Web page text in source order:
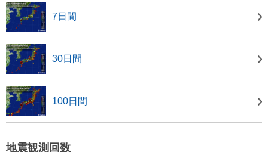
7日間
30日間
100日間
地震観測回数